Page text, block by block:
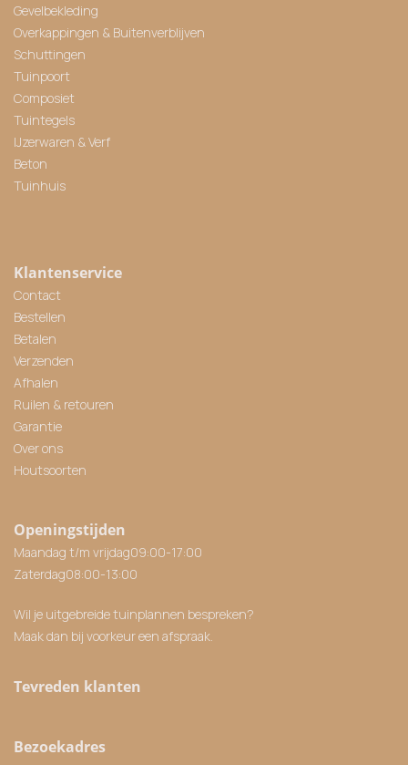
Gevelbekleding
Overkappingen & Buitenverblijven
Schuttingen
Tuinpoort
Composiet
Tuintegels
IJzerwaren & Verf
Beton
Tuinhuis
Klantenservice
Contact
Bestellen
Betalen
Verzenden
Afhalen
Ruilen & retouren
Garantie
Over ons
Houtsoorten
Openingstijden
Maandag t/m vrijdag09:00-17:00
Zaterdag08:00-13:00
Wil je uitgebreide tuinplannen bespreken?
Maak dan bij voorkeur een afspraak.
Tevreden klanten
Bezoekadres